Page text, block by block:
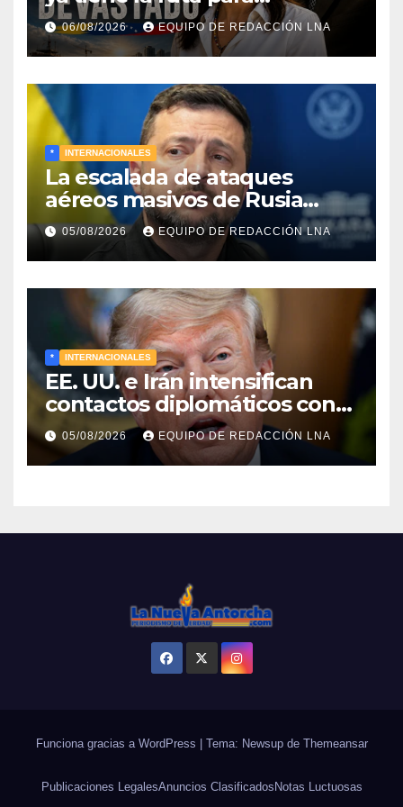
reconstruir Venezuela
06/08/2026 EQUIPO DE REDACCIÓN LNA
* INTERNACIONALES
La escalada de ataques
aéreos masivos de Rusia
sobre Kiev y centros
energéticos eleva la tensión
en el conflicto ucraniano
05/08/2026 EQUIPO DE REDACCIÓN LNA
* INTERNACIONALES
EE. UU. e Irán intensifican
contactos diplomáticos con
la mediación de Omán para
reabrir el estrecho de Ormuz
05/08/2026 EQUIPO DE REDACCIÓN LNA
Funciona gracias a WordPress | Tema: Newsup de Themeansar
Publicaciones LegalesAnuncios Clasificados Notas Luctuosas